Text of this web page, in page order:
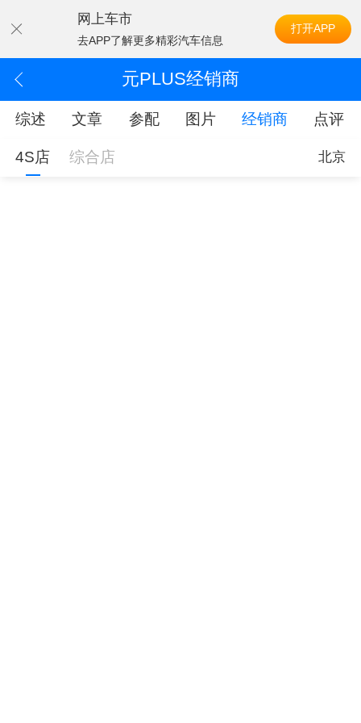
网上车市
去APP了解更多精彩汽车信息
打开APP
元PLUS经销商
综述 文章 参配 图片 经销商 点评
4S店 综合店 北京